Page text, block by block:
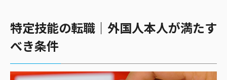
特定技能の転職｜外国人本人が満たす
べき条件